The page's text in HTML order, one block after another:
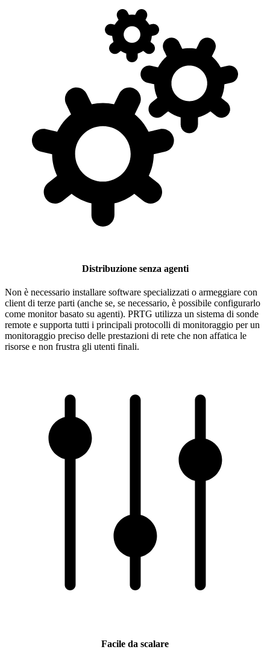
Distribuzione senza agenti
Non è necessario installare software specializzati o armeggiare con
client di terze parti (anche se, se necessario, è possibile configurarlo
come monitor basato su agenti). PRTG utilizza un sistema di sonde
remote e supporta tutti i principali protocolli di monitoraggio per un
monitoraggio preciso delle prestazioni di rete che non affatica le
risorse e non frustra gli utenti finali.
Facile da scalare